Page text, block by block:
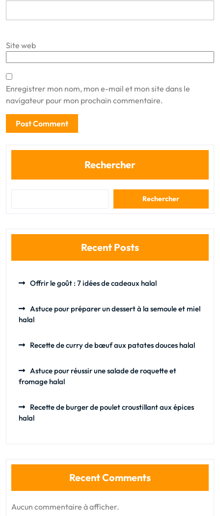
Site web
Enregistrer mon nom, mon e-mail et mon site dans le
navigateur pour mon prochain commentaire.
Rechercher
Rechercher
Recent Posts
Offrir le goût : 7 idées de cadeaux halal
Astuce pour préparer un dessert à la semoule et miel
halal
Recette de curry de bœuf aux patates douces halal
Astuce pour réussir une salade de roquette et
fromage halal
Recette de burger de poulet croustillant aux épices
halal
Recent Comments
Aucun commentaire à afficher.